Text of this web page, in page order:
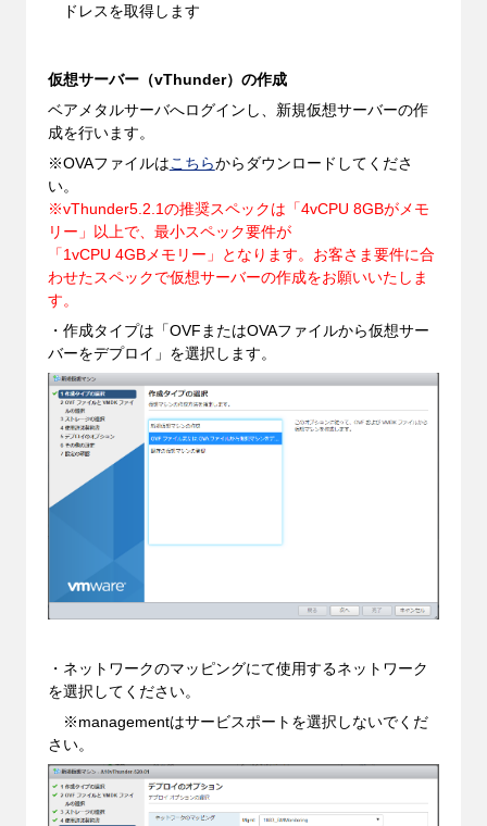
ドレスを取得します
仮想サーバー（vThunder）の作成
ベアメタルサーバへログインし、新規仮想サーバーの作
成を行います。
※OVAファイルはこちらからダウンロードしてくださ
い。
※vThunder5.2.1の推奨スペックは「4vCPU 8GBがメモ
リー」以上で、最小スペック要件が
「1vCPU 4GBメモリー」となります。お客さま要件に合
わせたスペックで仮想サーバーの作成をお願いいたしま
す。
・作成タイプは「OVFまたはOVAファイルから仮想サー
バーをデプロイ」を選択します。
・ネットワークのマッピングにて使用するネットワーク
を選択してください。
※managementはサービスポートを選択しないでくだ
さい。